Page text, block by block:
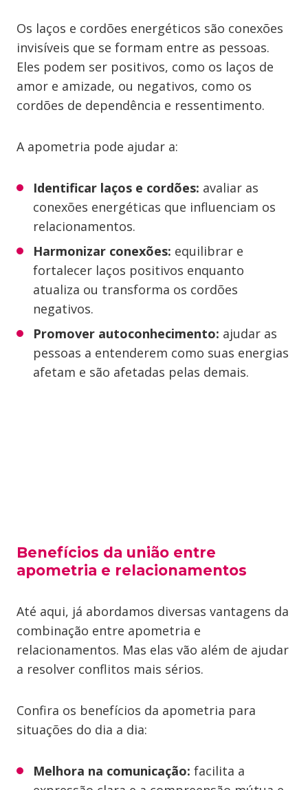
Os laços e cordões energéticos são conexões
invisíveis que se formam entre as pessoas.
Eles podem ser positivos, como os laços de
amor e amizade, ou negativos, como os
cordões de dependência e ressentimento.
A apometria pode ajudar a:
Identificar laços e cordões: avaliar as
conexões energéticas que influenciam os
relacionamentos.
Harmonizar conexões: equilibrar e
fortalecer laços positivos enquanto
atualiza ou transforma os cordões
negativos.
Promover autoconhecimento: ajudar as
pessoas a entenderem como suas energias
afetam e são afetadas pelas demais.
Benefícios da união entre
apometria e relacionamentos
Até aqui, já abordamos diversas vantagens da
combinação entre apometria e
relacionamentos. Mas elas vão além de ajudar
a resolver conflitos mais sérios.
Confira os benefícios da apometria para
situações do dia a dia:
Melhora na comunicação: facilita a